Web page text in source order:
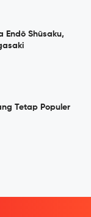
Endō Shūsaku,
Tetap Populer